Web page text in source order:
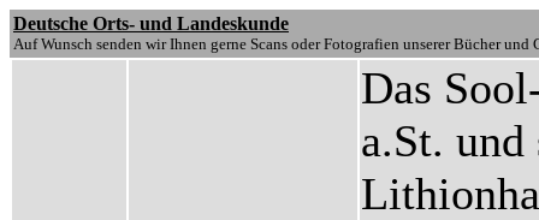
Deutsche Orts- und Landeskunde
Auf Wunsch senden wir Ihnen gerne Scans oder Fotografien unserer Bücher und
Das
a.St.